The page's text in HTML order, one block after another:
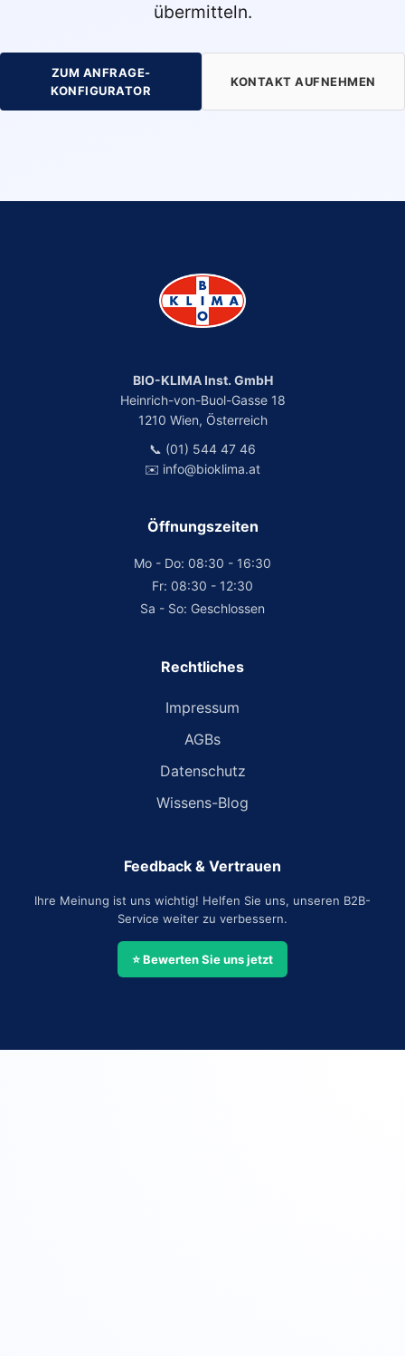
übermitteln.
ZUM ANFRAGE-
KONFIGURATOR
KONTAKT AUFNEHMEN
BIO-KLIMA Inst. GmbH
Heinrich-von-Buol-Gasse 18
1210 Wien, Österreich
📞 (01) 544 47 46
✉️ info@bioklima.at
Öffnungszeiten
Mo - Do: 08:30 - 16:30
Fr: 08:30 - 12:30
Sa - So: Geschlossen
Rechtliches
Impressum
AGBs
Datenschutz
Wissens-Blog
Feedback & Vertrauen
Ihre Meinung ist uns wichtig! Helfen Sie uns, unseren B2B-
Service weiter zu verbessern.
⭐ Bewerten Sie uns jetzt